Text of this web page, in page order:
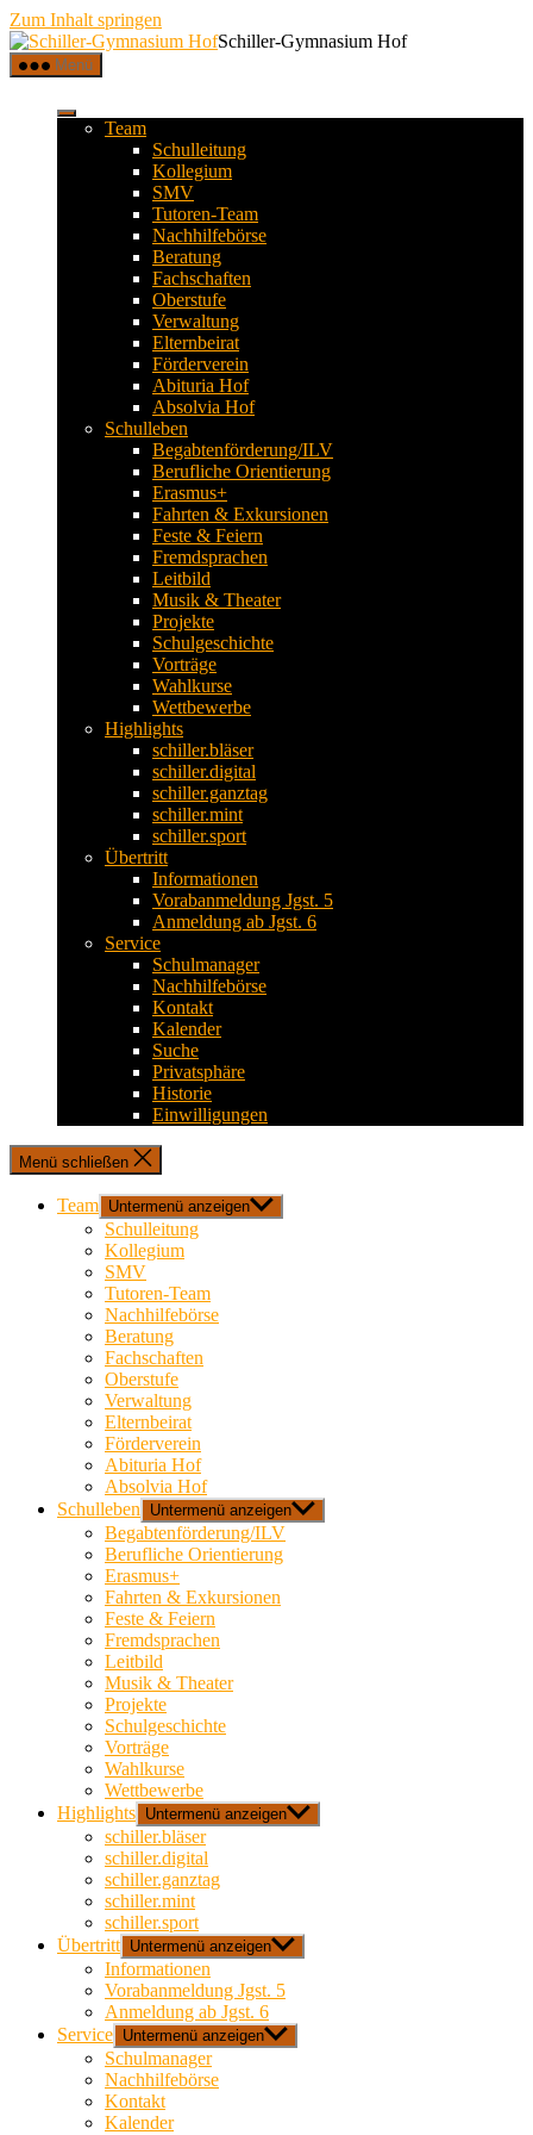
Zum Inhalt springen
Schiller-Gymnasium Hof
Menü
Team
Schulleitung
Kollegium
SMV
Tutoren-Team
Nachhilfebörse
Beratung
Fachschaften
Oberstufe
Verwaltung
Elternbeirat
Förderverein
Abituria Hof
Absolvia Hof
Schulleben
Begabtenförderung/ILV
Berufliche Orientierung
Erasmus+
Fahrten & Exkursionen
Feste & Feiern
Fremdsprachen
Leitbild
Musik & Theater
Projekte
Schulgeschichte
Vorträge
Wahlkurse
Wettbewerbe
Highlights
schiller.bläser
schiller.digital
schiller.ganztag
schiller.mint
schiller.sport
Übertritt
Informationen
Vorabanmeldung Jgst. 5
Anmeldung ab Jgst. 6
Service
Schulmanager
Nachhilfebörse
Kontakt
Kalender
Suche
Privatsphäre
Historie
Einwilligungen
Menü schließen
Team Untermenü anzeigen
Schulleitung
Kollegium
SMV
Tutoren-Team
Nachhilfebörse
Beratung
Fachschaften
Oberstufe
Verwaltung
Elternbeirat
Förderverein
Abituria Hof
Absolvia Hof
Schulleben
Untermenü anzeigen
Begabtenförderung/ILV
Berufliche Orientierung
Erasmus+
Fahrten & Exkursionen
Feste & Feiern
Fremdsprachen
Leitbild
Musik & Theater
Projekte
Schulgeschichte
Vorträge
Wahlkurse
Wettbewerbe
Highlights Untermenü anzeigen
schiller.bläser
schiller.digital
schiller.ganztag
schiller.mint
schiller.sport
Übertritt Untermenü anzeigen
Informationen
Vorabanmeldung Jgst. 5
Anmeldung ab Jgst. 6
Service Untermenü anzeigen
Schulmanager
Nachhilfebörse
Kontakt
Kalender